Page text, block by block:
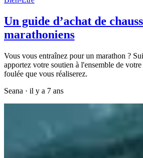
Un guide d’achat de
marathoniens
Vous vous entraînez pour un marathon ?
apportez votre soutien à l'ensemble de
foulée que vous réaliserez.
Seana · il y a 7 ans